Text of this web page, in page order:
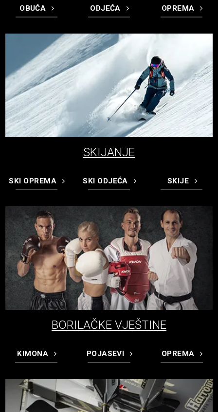
OBUĆA ODJEĆA OPREMA
SKIJANJE
SKI OPREMA SKI ODJEĆA SKIJE
BORILAČKE VJEŠTINE
KIMONA POJASEVI OPREMA